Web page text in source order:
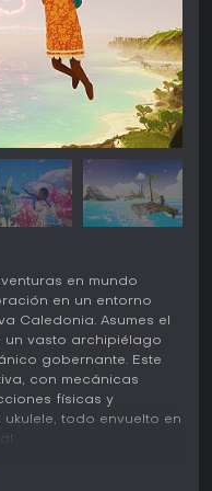
en mundo
en un entorno
Caledonia. Asumes el
un vasto archipiélago
gobernante. Este
con mecánicas
físicas y
todo envuelto en